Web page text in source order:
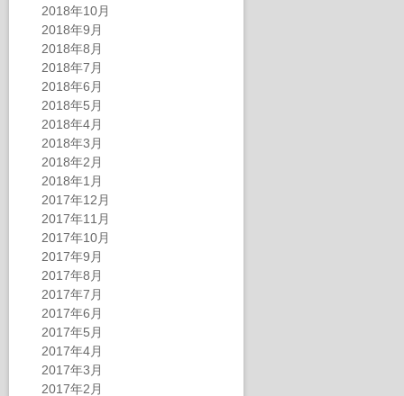
2018年10月
2018年9月
2018年8月
2018年7月
2018年6月
2018年5月
2018年4月
2018年3月
2018年2月
2018年1月
2017年12月
2017年11月
2017年10月
2017年9月
2017年8月
2017年7月
2017年6月
2017年5月
2017年4月
2017年3月
2017年2月